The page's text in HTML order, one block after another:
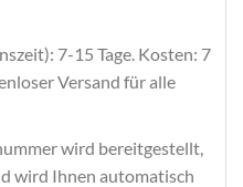
7-15 Tage. Kosten: 7
Versand für alle
wird bereitgestellt,
wird Ihnen automatisch